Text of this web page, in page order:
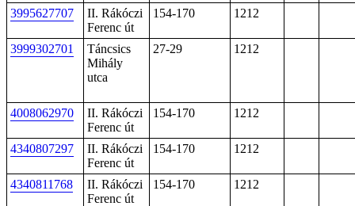
3995627707
II. Rákóczi
Ferenc út
154-170 1212
3999302701
Táncsics
Mihály
utca
27-29 1212
4008062970
II. Rákóczi
Ferenc út
154-170 1212
4340807297
II. Rákóczi
Ferenc út
154-170 1212
4340811768
II. Rákóczi
Ferenc út
154-170 1212